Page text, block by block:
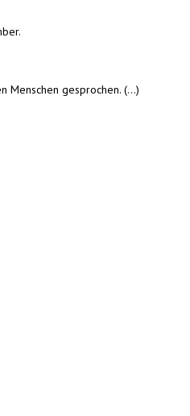
Menschen gesprochen. (...)